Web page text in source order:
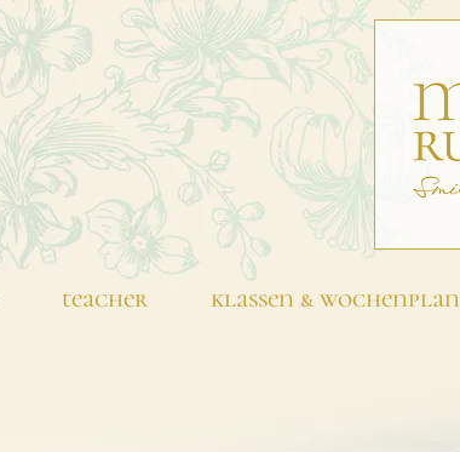
teacher klassen & wochenplan